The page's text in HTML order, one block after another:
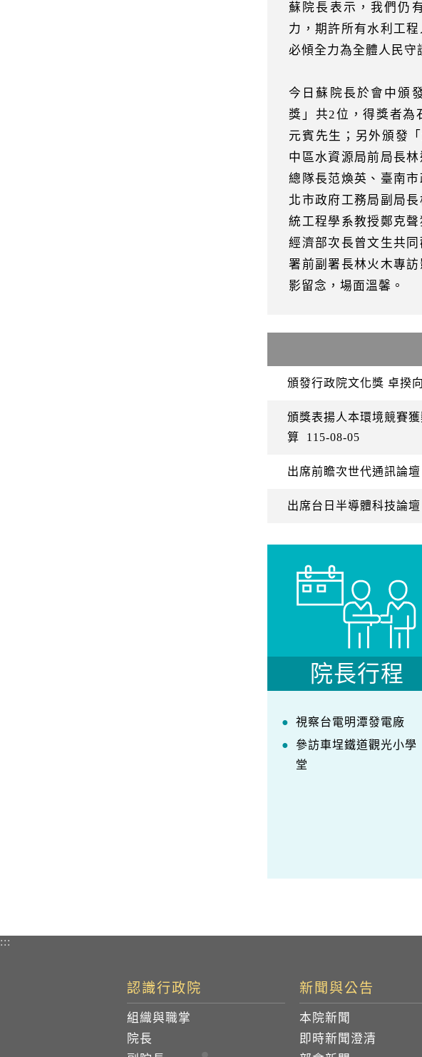
蘇院長表示，我們仍
力，期許所有水利工
必傾全力為全體人民守
今日蘇院長於會中頒
獎」共2位，得獎者為
元賓先生；另外頒發
中區水資源局前局長
總隊長范煥英、臺南
北市政府工務局副局
統工程學系教授鄭克
經濟部次長曾文生共
署前副署長林火木專
影留念，場面溫馨。
頒發行政院文化獎 卓揆
頒獎表揚人本環境競賽
算
115-08-05
出席前瞻次世代通訊論
出席台日半導體科技論
院長行程
視察台電明潭發電廠
參訪車埕鐵道觀光小學
堂
:::
認識行政院
組織與職掌
院長
新聞與公告
本院新聞
即時新聞澄清